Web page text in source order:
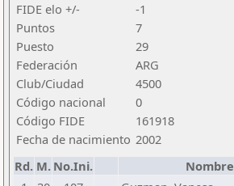
FIDE elo +/-
-1
Puntos
7
Puesto
29
Federación
ARG
Club/Ciudad
4500
Código nacional
0
Código FIDE
161918
Fecha de nacimiento 2002
Rd. M. No.Ini. Nombre